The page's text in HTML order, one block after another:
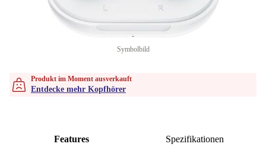
Symbolbild
Produkt im Moment ausverkauft
Entdecke mehr Kopfhörer
Features Spezifikationen